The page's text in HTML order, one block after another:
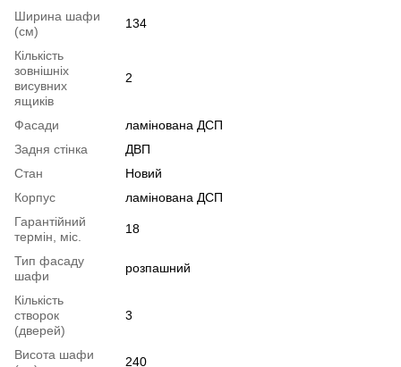
Ширина шафи
(см)
134
Кількість
зовнішніх
висувних
ящиків
2
Фасади
ламінована ДСП
Задня стінка
ДВП
Стан
Новий
Корпус
ламінована ДСП
Гарантійний
термін, міс.
18
Тип фасаду
шафи
розпашний
Кількість
створок
(дверей)
3
Висота шафи
240